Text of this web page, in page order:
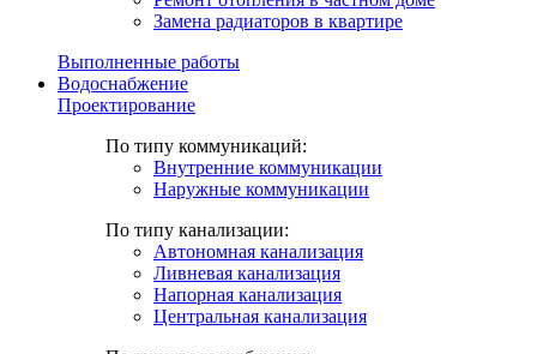
Замена радиаторов в квартире
Выполненные работы
Водоснабжение
Проектирование
По типу коммуникаций:
Внутренние коммуникации
Наружные коммуникации
По типу канализации:
Автономная канализация
Ливневая канализация
Напорная канализация
Центральная канализация